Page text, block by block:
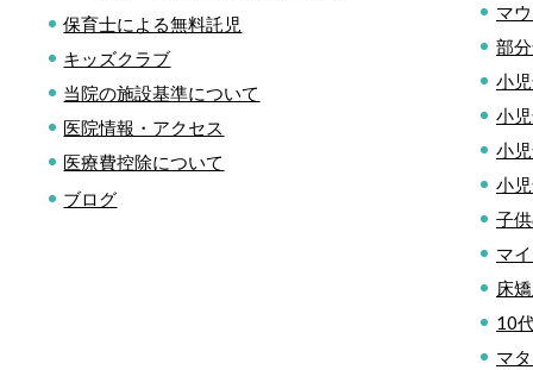
保育士による無料託児
キッズクラブ
当院の施設基準について
医院情報・アクセス
医療費控除について
ブログ
マ
部
小
小
小
小
子
マ
床
10
マ